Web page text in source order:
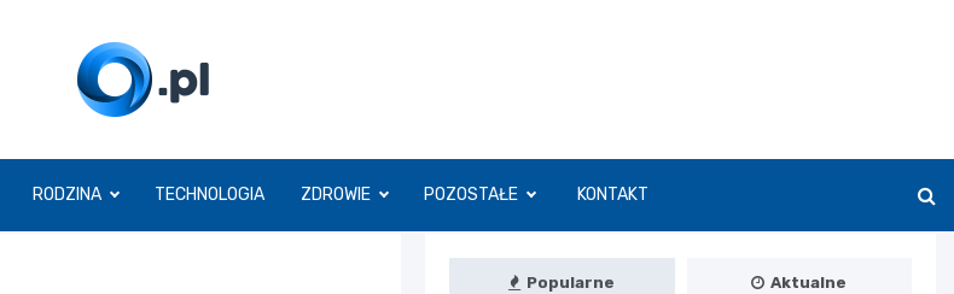
O.pl
RODZINA TECHNOLOGIA ZDROWIE POZOSTAŁE KONTAKT
Popularne Aktualne